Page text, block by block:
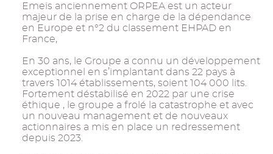
Emeis anciennement ORPEA est un acteur
majeur de la prise en charge de la dépendance
en Europe et n°2 du classement EHPAD en
France,
En 30 ans, le Groupe a connu un développement
exceptionnel en s’implantant dans 22 pays à
travers 1014 établissements, soient 104 000 lits.
Fortement déstabilisé en 2022 par une crise
éthique , le groupe a frolé la catastrophe et avec
un nouveau management et de nouveaux
actionnaires a mis en place un redressement
depuis 2023.